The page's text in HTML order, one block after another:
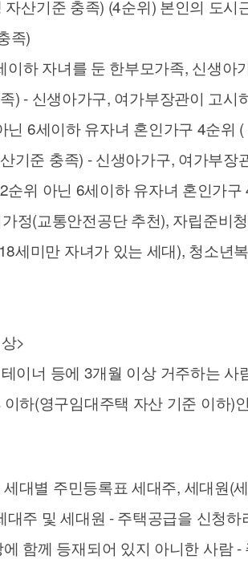
산기준 충족) (4순위) 본인의 도
족)
하 자녀를 둔 한부모가족, 신생
) - 신생아가구, 여가부장관이 고시
6세이하 유자녀 혼인가구 4순위
기준 충족) - 신생아가구, 여가부장
위 아닌 6세이하 유자녀 혼인가
정(교통안전공단 추천), 자립준비
세미만 자녀가 있는 세대), 청소년
>
이너 등에 3개월 이상 거주하는
하(영구임대주택 자산 기준 이하)
대별 주민등록표 세대주, 세대원(
주 및 세대원 - 주택공급을 신청
함께 등재되어 있지 아니한 사람